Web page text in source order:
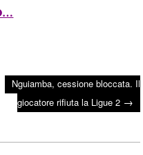
Nguiamba, cessione bloccata. Il
giocatore rifiuta la Ligue 2 →